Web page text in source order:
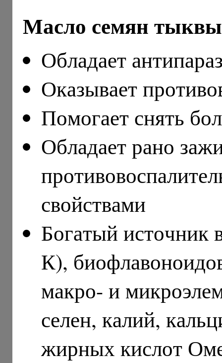
Масло семян
Обладает
Оказывает
Помогает снять
Обладает рано
свойствами
Богатый
К),
макро- и
селен, калий,
жирных кислот